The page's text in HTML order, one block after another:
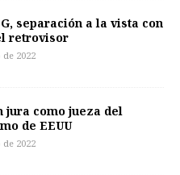
separación a la vista con
retrovisor
2022
jura como jueza del
de EEUU
2022